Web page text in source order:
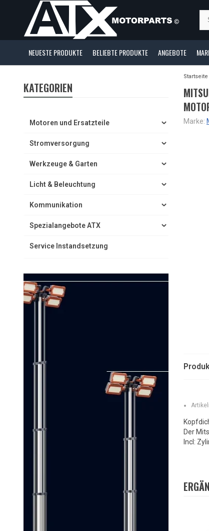
NEUESTE PRODUKTE BELIEBTE PRODUKTE ANGEBOTE
KATEGORIEN
Motoren und Ersatzteile
Stromversorgung
Werkzeuge & Garten
Licht & Beleuchtung
Kommunikation
Spezialangebote ATX
Service Instandsetzung
Startseite
Marke:
Der
Incl: